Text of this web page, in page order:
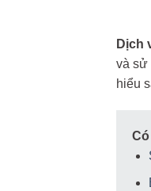
Dịch
và sử
hiểu